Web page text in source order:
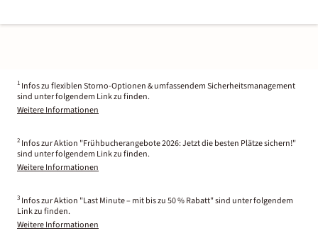
1 Infos zu flexiblen Storno-Optionen & umfassendem Sicherheitsmanagement
sind unter folgendem Link zu finden.
Weitere Informationen
2 Infos zur Aktion "Frühbucherangebote 2026: Jetzt die besten Plätze sichern!"
sind unter folgendem Link zu finden.
Weitere Informationen
3 Infos zur Aktion "Last Minute – mit bis zu 50 % Rabatt" sind unter folgendem
Link zu finden.
Weitere Informationen